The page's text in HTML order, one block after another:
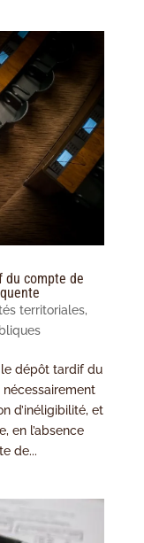
compte de
territoriales,
le dépôt tardif du
d’inéligibilité, et
en l’absence
de...